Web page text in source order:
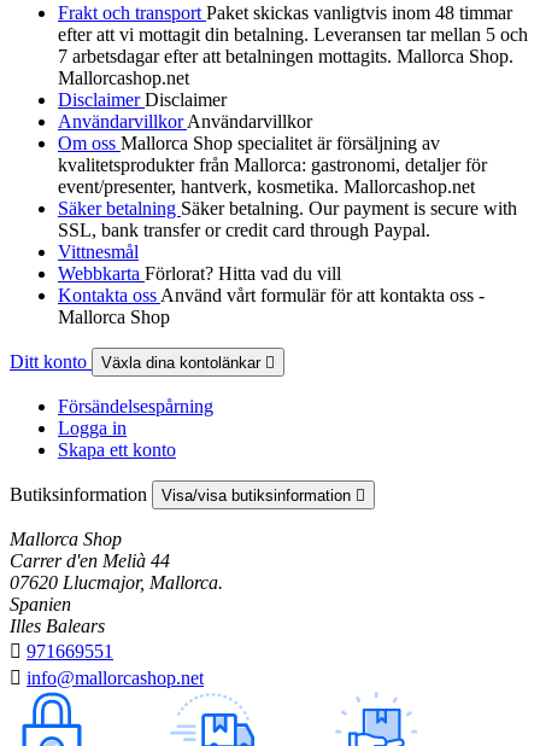
Frakt och transport Paket skickas vanligtvis inom 48 timmar
efter att vi mottagit din betalning. Leveransen tar mellan 5 och
7 arbetsdagar efter att betalningen mottagits. Mallorca Shop.
Mallorcashop.net
DisclaimerDisclaimer
AnvändarvillkorAnvändarvillkor
Om oss Mallorca Shop specialitet är försäljning av
kvalitetsprodukter från Mallorca: gastronomi, detaljer för
event/presenter, hantverk, kosmetika. Mallorcashop.net
Säker betalning Säker betalning. Our payment is secure with
SSL, bank transfer or credit card through Paypal.
Vittnesmål
Webbkarta Förlorat? Hitta vad du vill
Kontakta oss Använd vårt formulär för att kontakta oss -
Mallorca Shop
Ditt konto Växla dina kontolänkar 
Försändelsespårning
Logga in
Skapa ett konto
Butiksinformation Visa/visa butiksinformation 
Mallorca Shop
Carrer d'en Melià 44
07620 Llucmajor, Mallorca.
Spanien
Illes Balears
 971669551
 info@mallorcashop.net